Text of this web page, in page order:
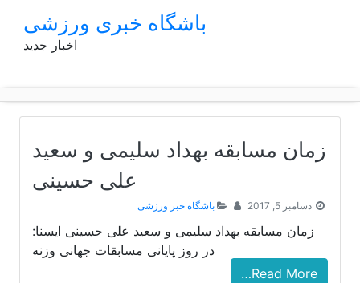
باشگاه خبری ورزشی
اخبار جدید
زمان مسابقه بهداد سلیمی و سعید
علی حسینی
دسامبر 5, 2017 باشگاه خبر ورزشی
زمان مسابقه بهداد سلیمی و سعید علی حسینی ایسنا:
در روز پایانی مسابقات جهانی وزنه
Read More…